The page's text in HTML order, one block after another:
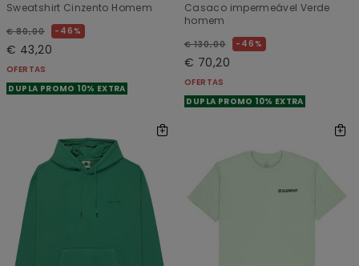
Sweatshirt Cinzento Homem
€ 80,00 46%
€ 43,20
OFERTAS
DUPLA PROMO 10% EXTRA
Casaco impermeável Verde
homem
€ 130,00 46%
€ 70,20
OFERTAS
DUPLA PROMO 10% EXTRA